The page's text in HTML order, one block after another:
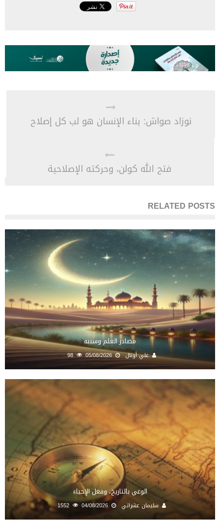
نوزاد صواش: بناء الإنسان هو لب كل إصلاح
فتح الله كولن، وحركته الإصلاحية
RELATED POSTS
مصادر العلم وسببه
علي أونال 05/08/2026
98
الوعي بالتاريخ، وفعل الإحياء
سليمان عشراتي 04/08/2026